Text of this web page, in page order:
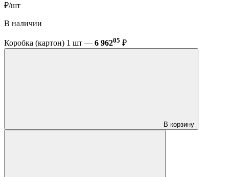
₽/шт
В наличии
Коробка (картон) 1 шт — 6 96205 ₽
В корзину